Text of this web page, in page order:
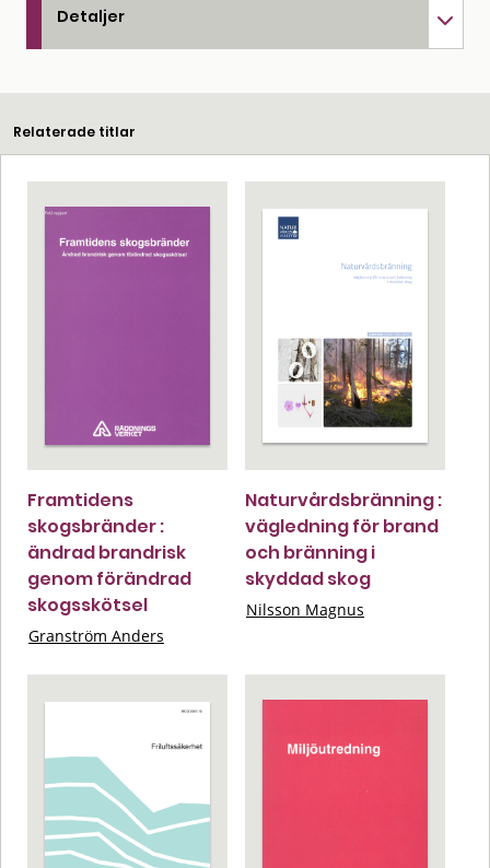
Detaljer
Relaterade titlar
Framtidens
skogsbränder :
ändrad brandrisk
genom förändrad
skogsskötsel
Granström Anders
Naturvårdsbränning :
vägledning för brand
och bränning i
skyddad skog
Nilsson Magnus